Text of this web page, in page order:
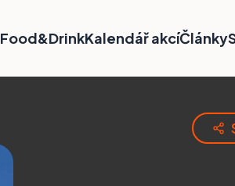
Food&DrinkKalendář akcíČlánky